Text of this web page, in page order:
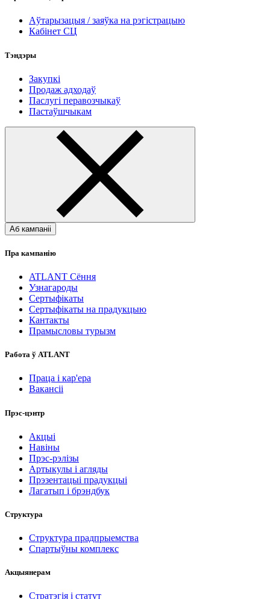
Аўтарызацыя / заяўка на рэгістрацыю
Кабінет СЦ
Тэндэры
Закупкі
Продаж адходаў
Паслугі перавозчыкаў
Пастаўшчыкам
Аб кампаніі
Пра кампанію
ATLANT Сёння
Узнагароды
Сертыфікаты
Сертыфікаты на прадукцыю
Кантакты
Прамысловы турызм
Работа ў ATLANT
Праца і кар'ера
Вакансіі
Прэс-цэнтр
Акцыі
Навіны
Прэс-рэлізы
Артыкулы і агляды
Прэзентацыі прадукцыі
Лагатып і брэндбук
Структура
Структура прадпрыемства
Спартыўны комплекс
Акцыянерам
Стратэгія і статут